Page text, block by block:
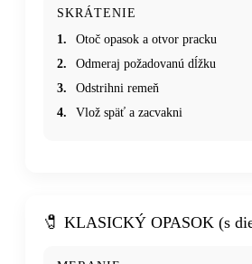
SKRÁTENIE
1.
Otoč opasok a otvor pracku
2.
Odmeraj požadovanú dĺžku
3.
Odstrihni remeň
4.
Vlož späť a zacvakni
🧷 KLASICKÝ OPASOK (s